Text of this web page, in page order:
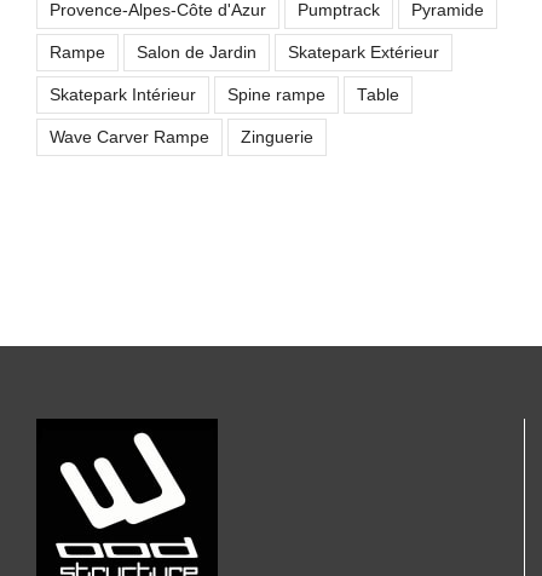
Provence-Alpes-Côte d'Azur Pumptrack Pyramide
Rampe Salon de Jardin Skatepark Extérieur
Skatepark Intérieur Spine rampe Table
Wave Carver Rampe Zinguerie